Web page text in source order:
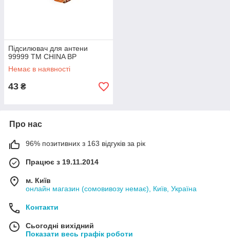
Підсилювач для антени
99999 ТМ CHINA BP
Немає в наявності
43 ₴
Про нас
96% позитивних з 163 відгуків за рік
Працює з 19.11.2014
м. Київ
онлайн магазин (сомовивозу немає), Київ, Україна
Контакти
Сьогодні вихідний
Показати весь графік роботи